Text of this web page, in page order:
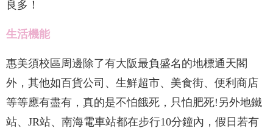
良多！
生活機能
惠美須校區周邊除了有大阪最負盛名的地標通天閣
外，其他如百貨公司、生鮮超市、美食街、便利商店
等等應有盡有，真的是不怕餓死，只怕肥死!另外地鐵
站、JR站、南海電車站都在步行10分鐘內，假日若有